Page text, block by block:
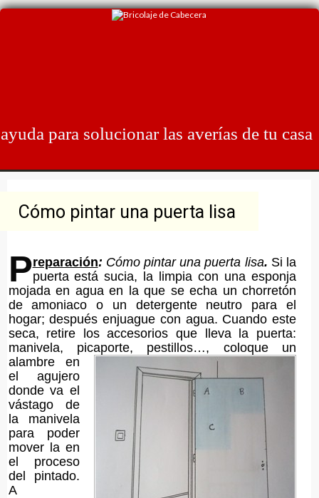
Skip
para solucionar las averías de tu casa
Cómo pintar una puerta lisa
Preparación: Cómo pintar una puerta lisa. Si la
puerta está sucia, la limpia con una esponja
mojada en agua en la que se echa un chorretón
de amoniaco o un detergente neutro para el
hogar; después enjuague con agua. Cuando este
seca, retire los accesorios que lleva la puerta:
manivela, picaporte, pestillos…, coloque un
alambre en
el agujero
donde va el
vástago de
la manivela
para poder
mover la en
el proceso
del pintado.
A